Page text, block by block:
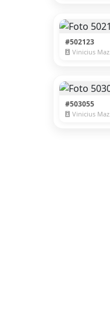
#502123
Vinicius Mazzaro
#503055
Vinicius Mazzaro